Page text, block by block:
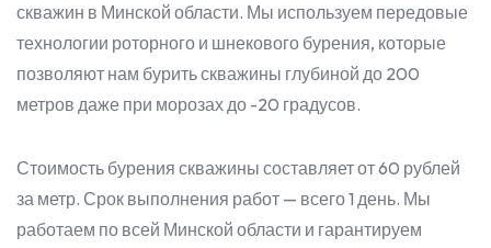
скважин в Минской области. Мы используем передовые
технологии роторного и шнекового бурения, которые
позволяют нам бурить скважины глубиной до 200
метров даже при морозах до -20 градусов.
Стоимость бурения скважины составляет от 60 рублей
за метр. Срок выполнения работ — всего 1 день. Мы
работаем по всей Минской области и гарантируем